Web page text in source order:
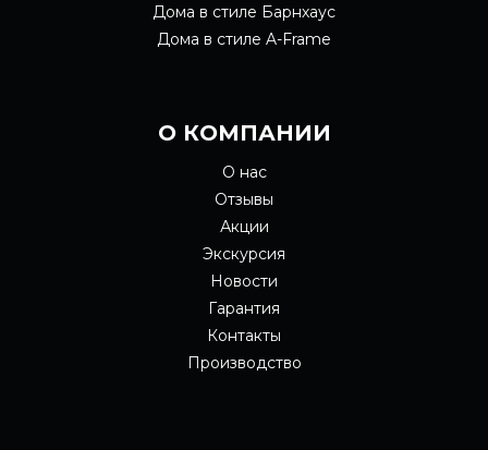
Дома в стиле Барнхаус
Дома в стиле A-Frame
О КОМПАНИИ
О нас
Отзывы
Акции
Экскурсия
Новости
Гарантия
Контакты
Производство